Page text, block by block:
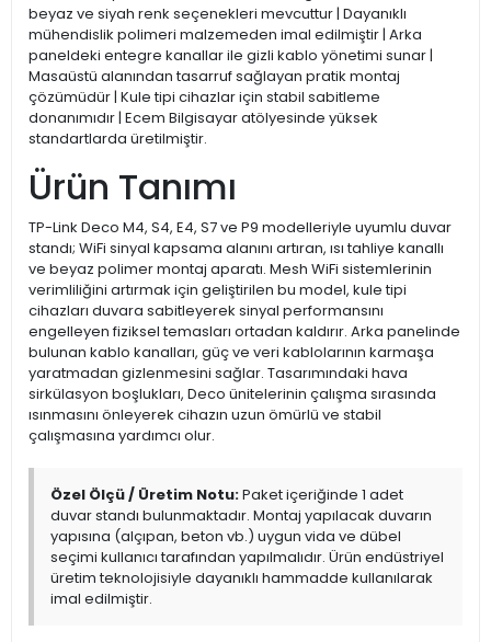
beyaz ve siyah renk seçenekleri mevcuttur | Dayanıklı
mühendislik polimeri malzemeden imal edilmiştir | Arka
paneldeki entegre kanallar ile gizli kablo yönetimi sunar |
Masaüstü alanından tasarruf sağlayan pratik montaj
çözümüdür | Kule tipi cihazlar için stabil sabitleme
donanımıdır | Ecem Bilgisayar atölyesinde yüksek
standartlarda üretilmiştir.
Ürün Tanımı
TP-Link Deco M4, S4, E4, S7 ve P9 modelleriyle uyumlu duvar
standı; WiFi sinyal kapsama alanını artıran, ısı tahliye kanallı
ve beyaz polimer montaj aparatı. Mesh WiFi sistemlerinin
verimliliğini artırmak için geliştirilen bu model, kule tipi
cihazları duvara sabitleyerek sinyal performansını
engelleyen fiziksel temasları ortadan kaldırır. Arka panelinde
bulunan kablo kanalları, güç ve veri kablolarının karmaşa
yaratmadan gizlenmesini sağlar. Tasarımındaki hava
sirkülasyon boşlukları, Deco ünitelerinin çalışma sırasında
ısınmasını önleyerek cihazın uzun ömürlü ve stabil
çalışmasına yardımcı olur.
Özel Ölçü / Üretim Notu:Paket içeriğinde 1 adet
duvar standı bulunmaktadır. Montaj yapılacak duvarın
yapısına (alçıpan, beton vb.) uygun vida ve dübel
seçimi kullanıcı tarafından yapılmalıdır. Ürün endüstriyel
üretim teknolojisiyle dayanıklı hammadde kullanılarak
imal edilmiştir.